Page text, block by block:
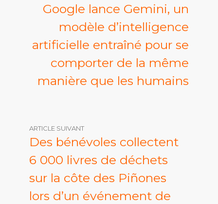
Google lance Gemini, un
modèle d’intelligence
artificielle entraîné pour se
comporter de la même
manière que les humains
ARTICLE SUIVANT
Des bénévoles collectent
6 000 livres de déchets
sur la côte des Piñones
lors d’un événement de